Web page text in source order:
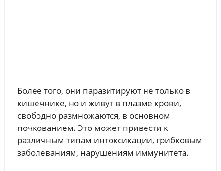
Более того, они паразитируют не только в
кишечнике, но и живут в плазме крови,
свободно размножаются, в основном
почкованием. Это может привести к
различным типам интоксикации, грибковым
заболеваниям, нарушениям иммунитета.